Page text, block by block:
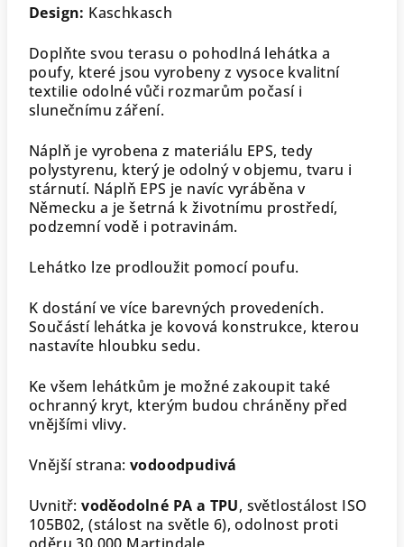
Design: Kaschkasch
Doplňte svou terasu o pohodlná lehátka a
poufy, které jsou vyrobeny z vysoce kvalitní
textilie odolné vůči rozmarům počasí i
slunečnímu záření.
Náplň je vyrobena z materiálu EPS, tedy
polystyrenu, který je odolný v objemu, tvaru i
stárnutí. Náplň EPS je navíc vyráběna v
Německu a je šetrná k životnímu prostředí,
podzemní vodě i potravinám.
Lehátko lze prodloužit pomocí poufu.
K dostání ve více barevných provedeních.
Součástí lehátka je kovová konstrukce, kterou
nastavíte hloubku sedu.
Ke všem lehátkům je možné zakoupit také
ochranný kryt, kterým budou chráněny před
vnějšími vlivy.
Vnější strana: vodoodpudivá
Uvnitř:voděodolné PA a TPU, světlostálost ISO
105B02, (stálost na světle 6), odolnost proti